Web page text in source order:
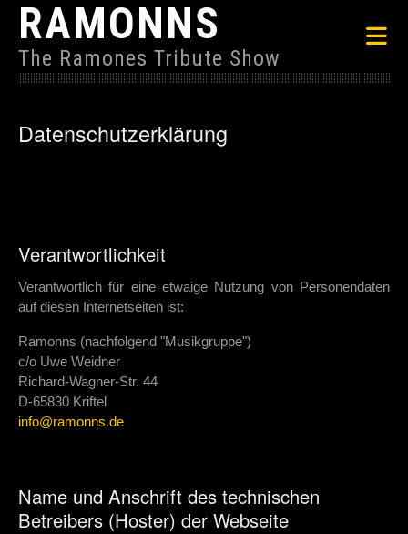
RAMONNS
The Ramones Tribute Show
Datenschutzerklärung
Verantwortlichkeit
Verantwortlich für eine etwaige Nutzung von Personendaten
auf diesen Internetseiten ist:
Ramonns (nachfolgend "Musikgruppe")
c/o Uwe Weidner
Richard-Wagner-Str. 44
D-65830 Kriftel
info@ramonns.de
Name und Anschrift des technischen
Betreibers (Hoster) der Webseite